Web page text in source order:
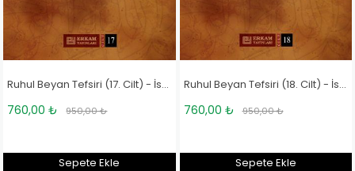
Ruhul Beyan Tefsiri (17. Cilt) - İsmail Hakkı Bursevi
760,00 ₺ 950,00 ₺
Sepete Ekle
Ruhul Beyan Tefsiri (18. Cilt) - İsmail Hakkı Bursevi
760,00 ₺ 950,00 ₺
Sepete Ekle